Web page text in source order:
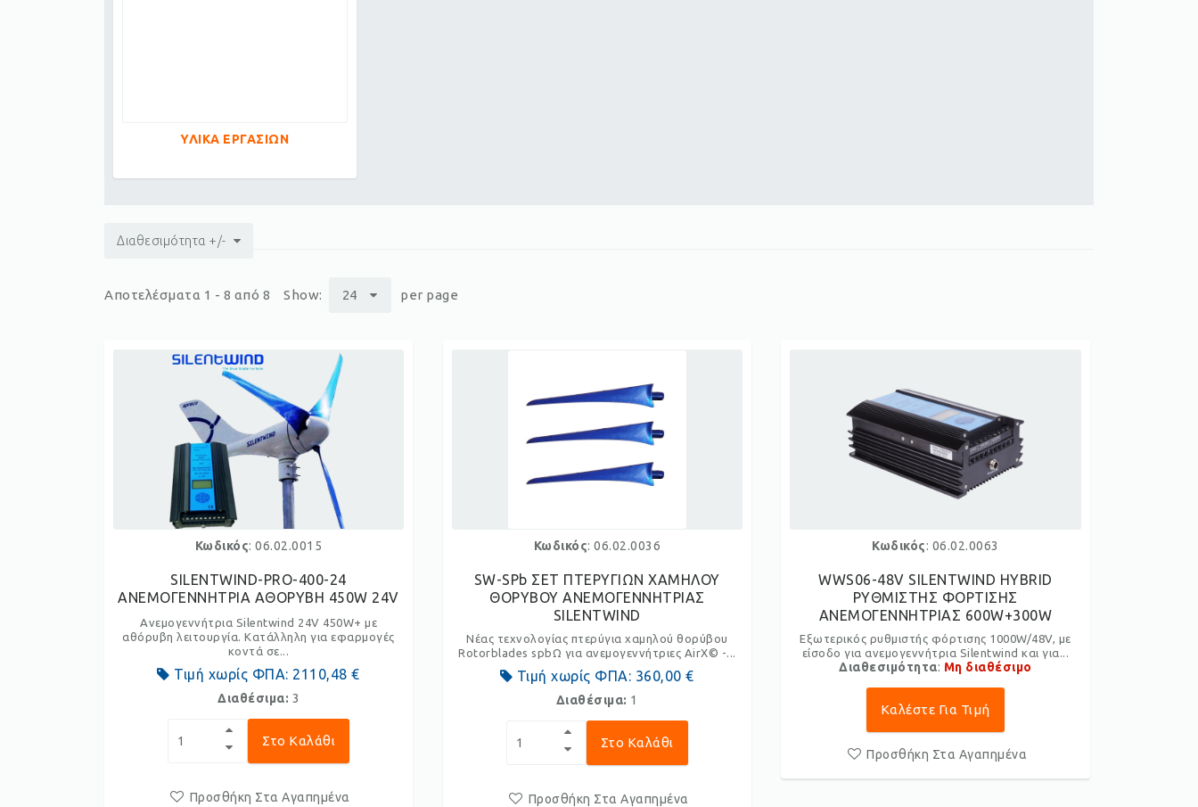
ΥΛΙΚΑ ΕΡΓΑΣΙΩΝ
Διαθεσιμότητα +/-
Αποτελέσματα 1 - 8 από 8 Show: 24 per page
Κωδικός: 06.02.0015
SILENTWIND-PRO-400-24
ΑΝΕΜΟΓΕΝΝΗΤΡΙΑ ΑΘΟΡΥΒΗ 450W 24V
Ανεμογεννήτρια Silentwind 24V 450W+ με
αθόρυβη λειτουργία. Κατάλληλη για εφαρμογές
κοντά σε...
Τιμή χωρίς ΦΠΑ: 2110,48 €
Διαθέσιμα: 3
Στο Καλάθι
Προσθήκη Στα Αγαπημένα
Κωδικός: 06.02.0036
SW-SPb ΣΕΤ ΠΤΕΡΥΓΙΩΝ ΧΑΜΗΛΟΥ
ΘΟΡΥΒΟΥ ΑΝΕΜΟΓΕΝΝΗΤΡΙΑΣ
SILENTWIND
Νέας τεχνολογίας πτερύγια χαμηλού θορύβου
Rotorblades spbΩ για ανεμογεννήτριες AirX© -...
Τιμή χωρίς ΦΠΑ: 360,00 €
Διαθέσιμα: 1
Στο Καλάθι
Προσθήκη Στα Αγαπημένα
Κωδικός: 06.02.0063
WWS06-48V SILENTWIND HYBRID
ΡΥΘΜΙΣΤΗΣ ΦΟΡΤΙΣΗΣ
ΑΝΕΜΟΓΕΝΝΗΤΡΙΑΣ 600W+300W
Εξωτερικός ρυθμιστής φόρτισης 1000W/48V, με
είσοδο για ανεμογεννήτρια Silentwind και για...
Διαθεσιμότητα: Μη διαθέσιμο
Καλέστε Για Τιμή
Προσθήκη Στα Αγαπημένα